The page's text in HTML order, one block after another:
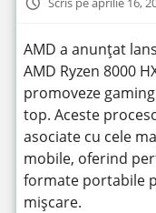
AMD a anunțat
AMD Ryzen 8000
promoveze
top. Aceste
asociate cu cele
mobile, oferind
formate portabile
mișcare.